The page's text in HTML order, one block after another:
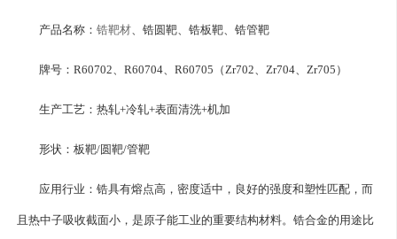
产品名称：锆靶材、锆圆靶、锆板靶、锆管靶
牌号：R60702、R60704、R60705（Zr702、Zr704、Zr705）
生产工艺：热轧+冷轧+表面清洗+机加
形状：板靶/圆靶/管靶
应用行业：锆具有熔点高，密度适中，良好的强度和塑性匹配，而
且热中子吸收截面小，是原子能工业的重要结构材料。锆合金的用途比